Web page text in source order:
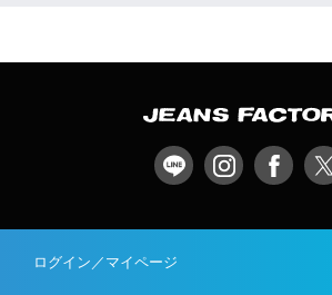
ログイン／マイページ